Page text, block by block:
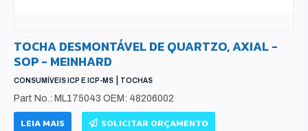
TOCHA DESMONTÁVEL DE QUARTZO, AXIAL -
SOP - MEINHARD
CONSUMÍVEIS ICP E ICP-MS TOCHAS
Part No.: ML175043 OEM: 48206002
LEIA MAIS SOLICITAR ORÇAMENTO